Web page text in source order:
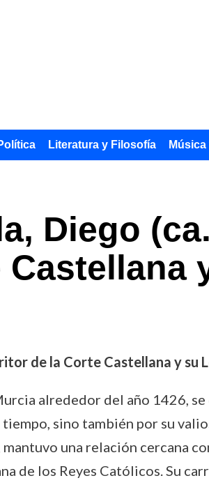
Literatura y Filosofía
Diego
de la Corte Castellana y su
alrededor del año 1426,
sino también por su
una relación cercana
de los Reyes Católicos. Su